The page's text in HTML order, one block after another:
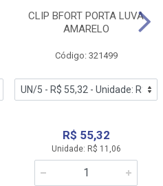
CLIP BFORT PORTA LUVA
AMARELO
Código: 321499
R$ 55,32
Unidade: R$ 11,06